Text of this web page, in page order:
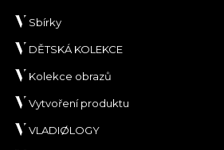
Sbírky
DĚTSKÁ KOLEKCE
Kolekce obrazů
Vytvoření produktu
VLADIØLOGY